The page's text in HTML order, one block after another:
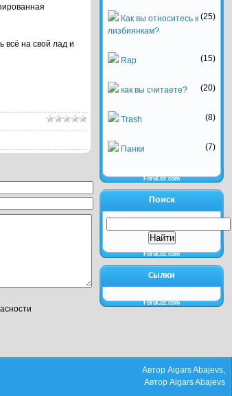
всё на свой лад и
Как вы относитесь к
лизбиянкам?
(25)
Rap (15)
как вы считаете? (20)
Trash (8)
Панки (7)
ForuCoz.com
Поиск
ForuCoz.com
Сылки
ForuCoz.com
Автор Aigars Abajevs,
Автор Aigars Abajevs